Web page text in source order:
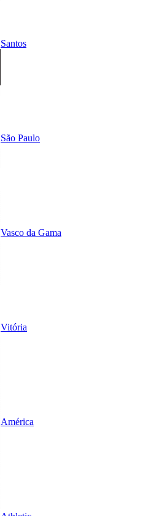
Santos
São Paulo
Vasco da Gama
Vitória
América